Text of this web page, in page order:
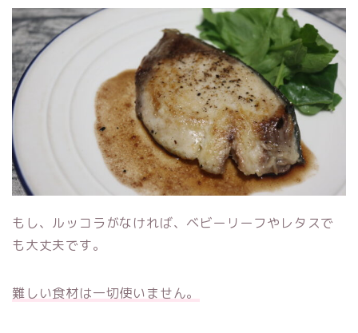
もし、ルッコラがなければ、ベビーリーフやレタスで
も大丈夫です。
難しい食材は一切使いません。